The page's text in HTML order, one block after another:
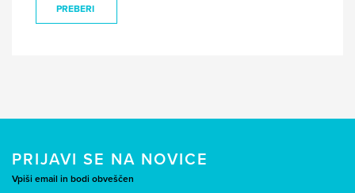
PREBERI
PRIJAVI SE NA NOVICE
Vpiši email in bodi obveščen